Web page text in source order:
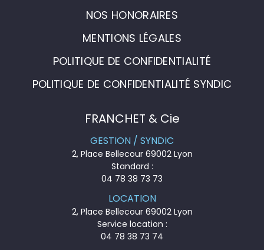
NOS HONORAIRES
MENTIONS LÉGALES
POLITIQUE DE CONFIDENTIALITÉ
POLITIQUE DE CONFIDENTIALITÉ SYNDIC
FRANCHET & Cie
GESTION / SYNDIC
2, Place Bellecour 69002 Lyon
Standard :
04 78 38 73 73
LOCATION
2, Place Bellecour 69002 Lyon
Service location :
04 78 38 73 74